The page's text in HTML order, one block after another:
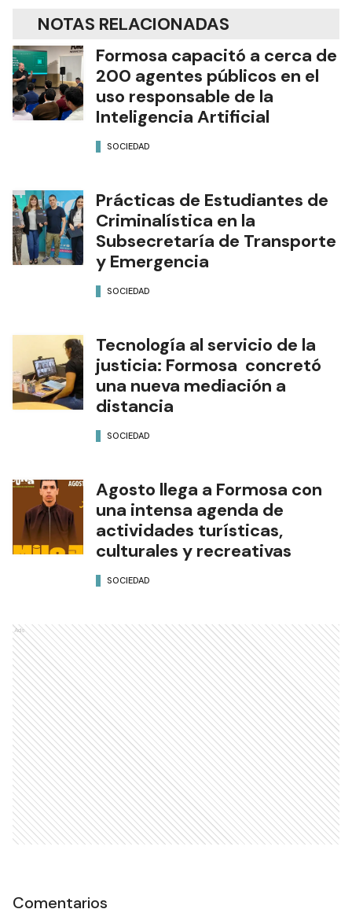
NOTAS RELACIONADAS
Formosa capacitó a cerca de
200 agentes públicos en el
uso responsable de la
Inteligencia Artificial
SOCIEDAD
Prácticas de Estudiantes de
Criminalística en la
Subsecretaría de Transporte
y Emergencia
SOCIEDAD
Tecnología al servicio de la
justicia: Formosa concretó
una nueva mediación a
distancia
SOCIEDAD
Agosto llega a Formosa con
una intensa agenda de
actividades turísticas,
culturales y recreativas
SOCIEDAD
Ads
Comentarios